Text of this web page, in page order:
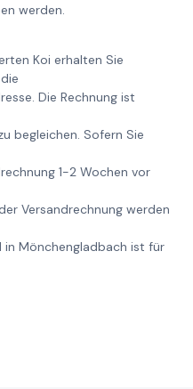
werden.
Koi erhalten Sie
Die Rechnung ist
begleichen. Sofern Sie
1-2 Wochen vor
Versandrechnung werden
in Mönchengladbach ist für